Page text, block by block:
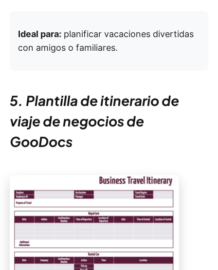
Ideal para: planificar vacaciones divertidas
con amigos o familiares.
5. Plantilla de itinerario de
viaje de negocios de
GooDocs